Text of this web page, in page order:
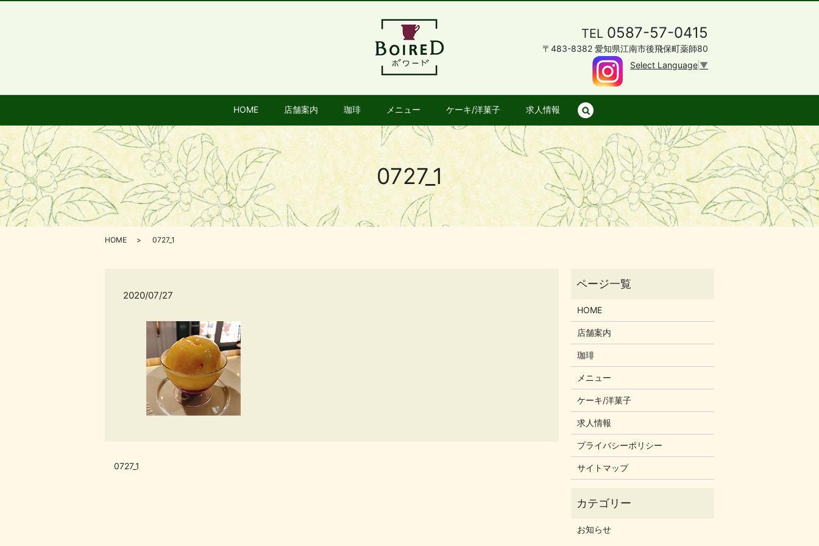
HOME 店舗案内 珈琲 メニュー ケーキ/洋菓子 求人情報 search
TEL 0587-57-0415
〒483-8382 愛知県江南市後飛保町薬師80
Select Language ▼
0727_1
HOME 0727_1
2020/07/27
0727_1
HOME
店舗案内
珈琲
メニュー
ケーキ/洋菓子
求人情報
プライバシーポリシー
サイトマップ
お知らせ